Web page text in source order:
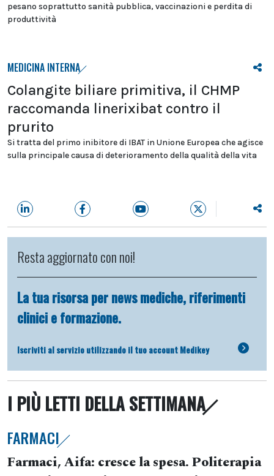
pesano soprattutto sanità pubblica, vaccinazioni e perdita di
produttività
MEDICINA INTERNA
Colangite biliare primitiva, il CHMP
raccomanda linerixibat contro il
prurito
Si tratta del primo inibitore di IBAT in Unione Europea che agisce
sulla principale causa di deterioramento della qualità della vita
Resta aggiornato con noi!
La tua risorsa per news mediche, riferimenti
clinici e formazione.
Iscriviti al servizio utilizzando il tuo account Medikey
I PIÙ LETTI DELLA SETTIMANA
FARMACI
Farmaci, Aifa: cresce la spesa. Politerapia